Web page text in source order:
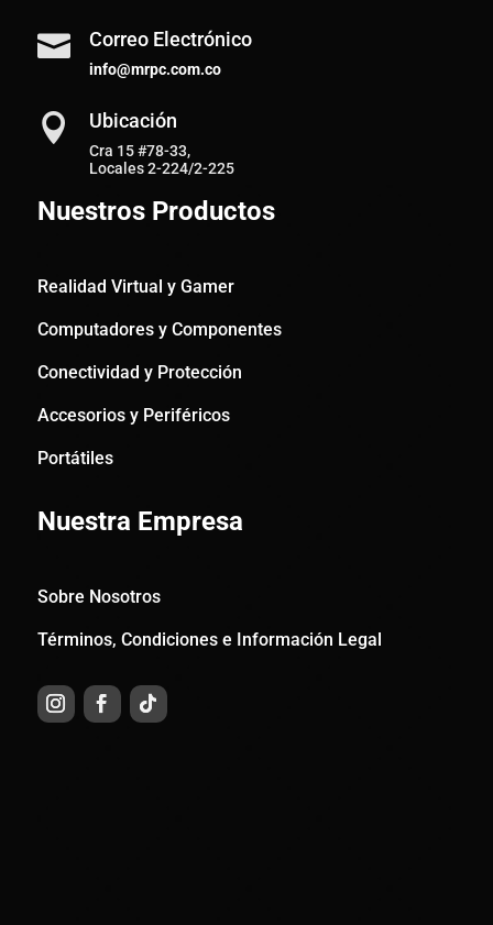
 Correo Electrónico
info@mrpc.com.co
 Ubicación
Cra 15 #78-33,
Locales 2-224/2-225
Nuestros Productos
Realidad Virtual y Gamer
Computadores y Componentes
Conectividad y Protección
Accesorios y Periféricos
Portátiles
Nuestra Empresa
Sobre Nosotros
Términos, Condiciones e Información Legal